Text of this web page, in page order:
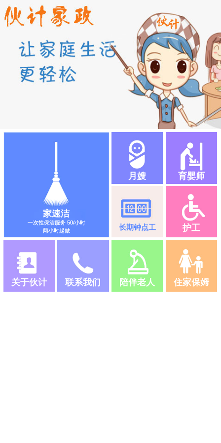
家速洁
一次性保洁服务 50/小时
两小时起做
月嫂 育婴师
长期钟点工 护工
关于伙计 联系我们 陪伴老人 住家保姆